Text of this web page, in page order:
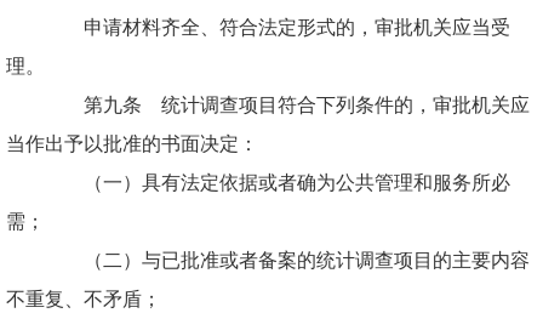
申请材料齐全、符合法定形式的，审批机关应当受
理。
第九条 统计调查项目符合下列条件的，审批机关应
当作出予以批准的书面决定：
（一）具有法定依据或者确为公共管理和服务所必
需；
（二）与已批准或者备案的统计调查项目的主要内容
不重复、不矛盾；